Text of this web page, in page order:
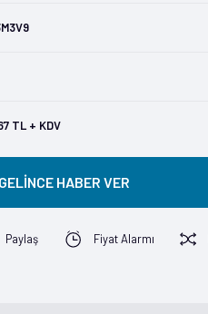
TL + KDV
GELİNCE HABER VER
Paylaş Fiyat Alarmı